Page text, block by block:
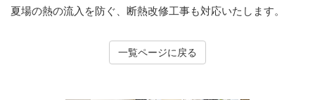
夏場の熱の流入を防ぐ、断熱改修工事も対応いたします。
一覧ページに戻る